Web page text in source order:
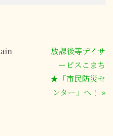
放課後等デイサ
ービスこまち
★「市民防災セ
ンター」へ！ »